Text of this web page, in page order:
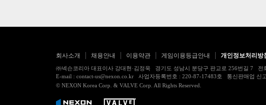
회사소개 채용안내 이용약관 게임이용등급안내 개인정보처리방
㈜넥슨코리아 대표이사 강대현·김정욱 경기도 성남시 분당구 판교로 256번길 7
E-mail : contact-us@nexon.co.kr 사업자등록번호 : 220-87-17483호 통신판매업 신
© NEXON Korea Corp. & VALVE Corp. All Rights Reserved.